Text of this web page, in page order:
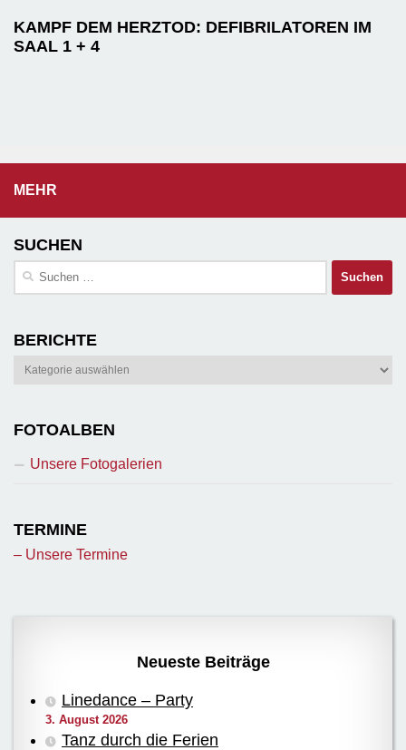
KAMPF DEM HERZTOD: DEFIBRILATOREN IM
SAAL 1 + 4
MEHR
SUCHEN
Suchen
BERICHTE
Berichte
FOTOALBEN
Unsere Fotogalerien
TERMINE
– Unsere Termine
Neueste Beiträge
Linedance – Party
3. August 2026
Tanz durch die Ferien